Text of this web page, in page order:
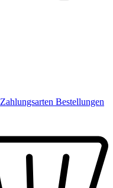
Zahlungsarten Bestellungen